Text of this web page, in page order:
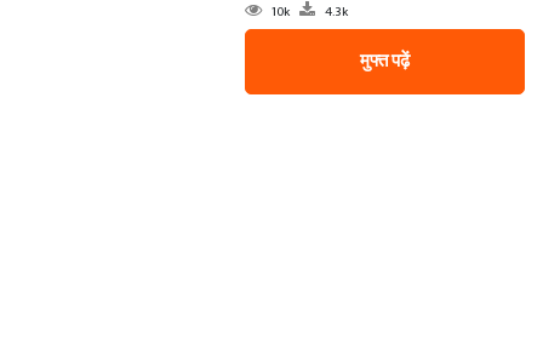
10k 4.3k
मुफ्त पढ़ें